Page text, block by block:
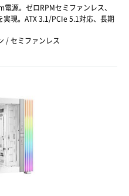
源。ゼロRPMセミファンレス、
現。ATX 3.1/PCIe 5.1対応、長期
/ セミファンレス